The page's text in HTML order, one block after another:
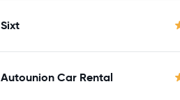
Sixt
Autounion Car Rental